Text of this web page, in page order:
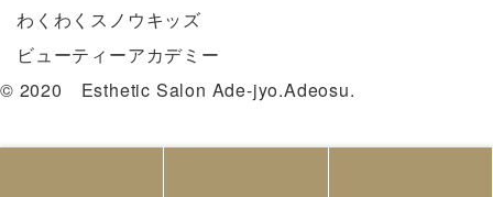
わくわくスノウキッズ
ビューティーアカデミー
© 2020 Esthetic Salon Ade-jyo.Adeosu.